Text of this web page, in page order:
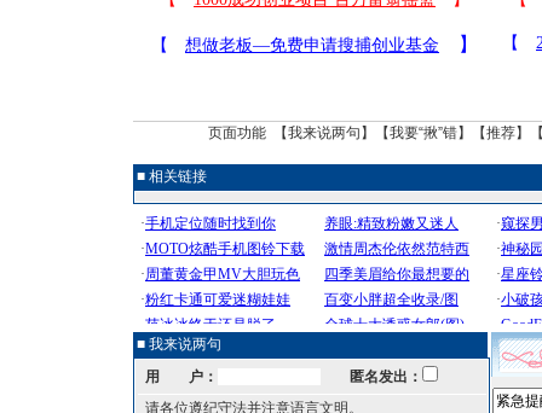
页面功能 【我来说两句 】【我要“揪”错】【推荐】
■ 相关链接
■ 我来说两句
用 户：
匿名发出：
请各位遵纪守法并注意语言文明。